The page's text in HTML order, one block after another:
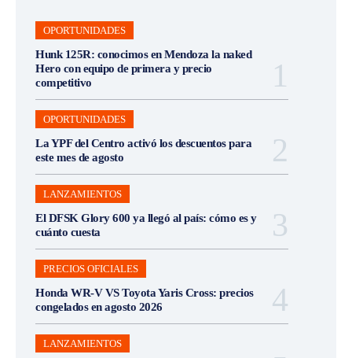
OPORTUNIDADES
Hunk 125R: conocimos en Mendoza la naked
Hero con equipo de primera y precio
competitivo
OPORTUNIDADES
La YPF del Centro activó los descuentos para
este mes de agosto
LANZAMIENTOS
El DFSK Glory 600 ya llegó al país: cómo es y
cuánto cuesta
PRECIOS OFICIALES
Honda WR-V VS Toyota Yaris Cross: precios
congelados en agosto 2026
LANZAMIENTOS